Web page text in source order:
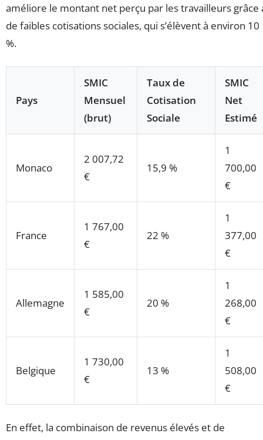
améliore le montant net perçu par les travailleurs grâce
de faibles cotisations sociales, qui s’élèvent à environ 10
%.
Pays
SMIC
Mensuel
(brut)
Taux de
Cotisation
Sociale
SMIC
Net
Estimé
Monaco
2 007,72
€
15,9 %
1
700,00
€
France
1 767,00
€
22 %
1
377,00
€
Allemagne
1 585,00
€
20 %
1
268,00
€
Belgique
1 730,00
€
13 %
1
508,00
€
En effet, la combinaison de revenus élevés et de